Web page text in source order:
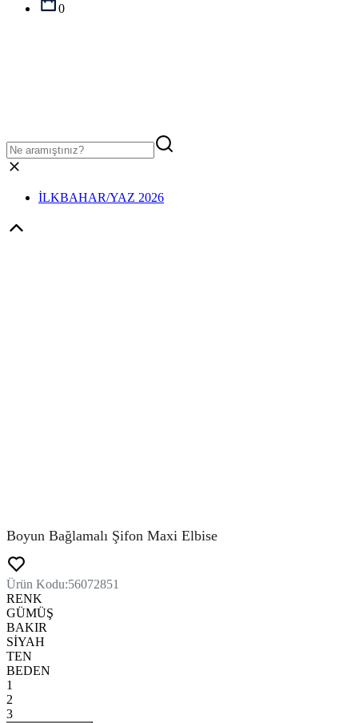
0
İLKBAHAR/YAZ 2026
Boyun Bağlamalı Şifon Maxi Elbise
Ürün Kodu:56072851
RENK
GÜMÜŞ
BAKIR
SİYAH
TEN
BEDEN
1
2
3